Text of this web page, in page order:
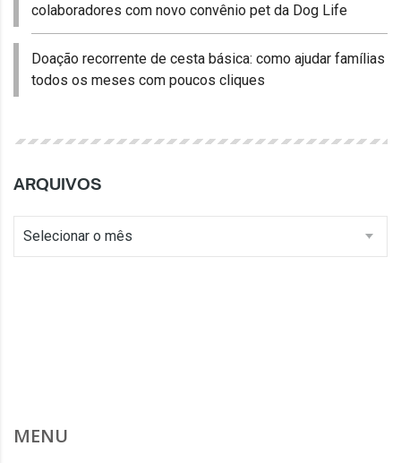
colaboradores com novo convênio pet da Dog Life
Doação recorrente de cesta básica: como ajudar famílias
todos os meses com poucos cliques
ARQUIVOS
Selecionar o mês
MENU